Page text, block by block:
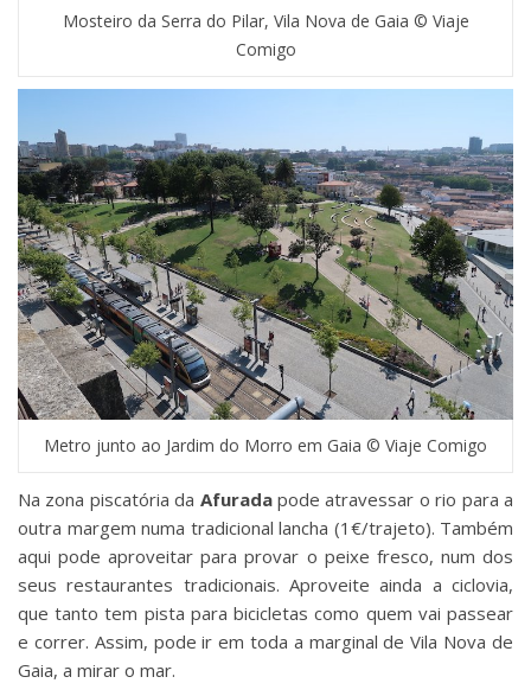
Mosteiro da Serra do Pilar, Vila Nova de Gaia © Viaje
Comigo
Metro junto ao Jardim do Morro em Gaia © Viaje Comigo
Na zona piscatória da Afuradapode atravessar o rio para a
outra margem numa tradicional lancha (1€/trajeto). Também
aqui pode aproveitar para provar o peixe fresco, num dos
seus restaurantes tradicionais. Aproveite ainda a ciclovia,
que tanto tem pista para bicicletas como quem vai passear
e correr. Assim, pode ir em toda a marginal de Vila Nova de
Gaia, a mirar o mar.